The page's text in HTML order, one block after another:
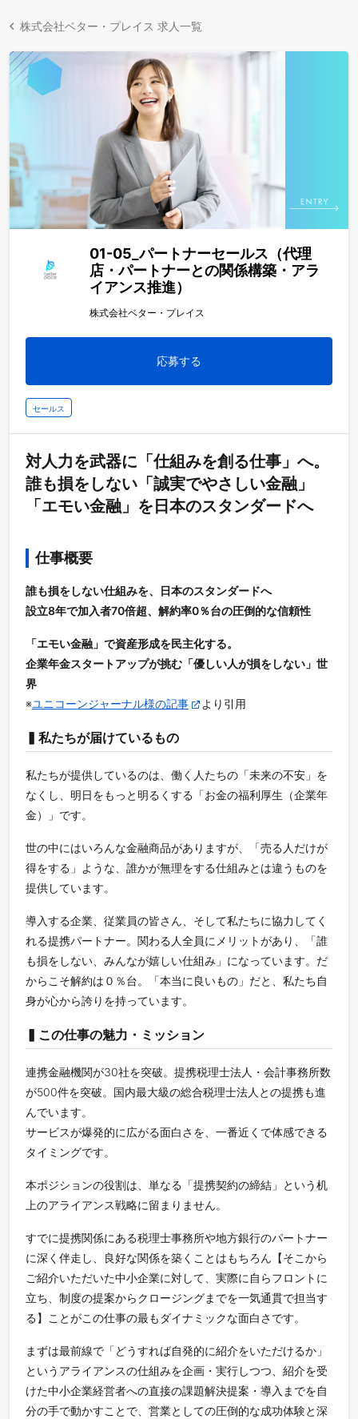
株式会社ベター・プレイス 求人一覧
01-05_パートナーセールス（代理
店・パートナーとの関係構築・アラ
イアンス推進）
株式会社ベター・プレイス
応募する
セールス
対人力を武器に「仕組みを創る仕事」へ。
誰も損をしない「誠実でやさしい金融」
「エモい金融」を日本のスタンダードへ
仕事概要
誰も損をしない仕組みを、日本のスタンダードへ
設立8年で加入者70倍超、解約率0％台の圧倒的な信頼性
「エモい金融」で資産形成を民主化する。
企業年金スタートアップが挑む「優しい人が損をしない」世
界
※ユニコーンジャーナル様の記事 より引用
▍私たちが届けているもの
私たちが提供しているのは、働く人たちの「未来の不安」を
なくし、明日をもっと明るくする「お金の福利厚生（企業年
金）」です。
世の中にはいろんな金融商品がありますが、「売る人だけが
得をする」ような、誰かが無理をする仕組みとは違うものを
提供しています。
導入する企業、従業員の皆さん、そして私たちに協力してく
れる提携パートナー。関わる人全員にメリットがあり、「誰
も損をしない、みんなが嬉しい仕組み」になっています。だ
からこそ解約は０％台。「本当に良いもの」だと、私たち自
身が心から誇りを持っています。
▍この仕事の魅力・ミッション
連携金融機関が30社を突破。提携税理士法人・会計事務所数
が500件を突破。国内最大級の総合税理士法人との提携も進
んでいます。
サービスが爆発的に広がる面白さを、一番近くで体感できる
タイミングです。
本ポジションの役割は、単なる「提携契約の締結」という机
上のアライアンス戦略に留まりません。
すでに提携関係にある税理士事務所や地方銀行のパートナー
に深く伴走し、良好な関係を築くことはもちろん【そこから
ご紹介いただいた中小企業に対して、実際に自らフロントに
立ち、制度の提案からクロージングまでを一気通貫で担当す
る】ことがこの仕事の最もダイナミックな面白さです。
まずは最前線で「どうすれば自発的に紹介をいただけるか」
というアライアンスの仕組みを企画・実行しつつ、紹介を受
けた中小企業経営者への直接の課題解決提案・導入までを自
分の手で動かすことで、営業としての圧倒的な成功体験と深